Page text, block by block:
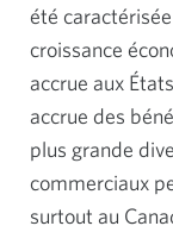
été
croissance
accrue aux
accrue des
plus grande
commerciaux
surtout au